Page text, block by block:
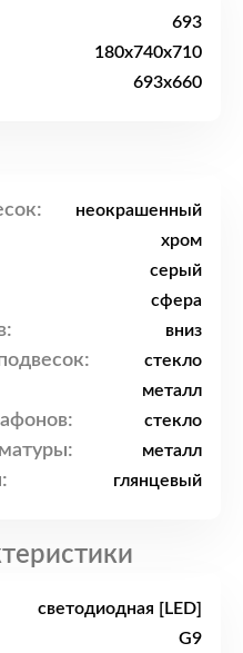
693
180x740x710
693x660
неокрашенный
хром
серый
сфера
вниз
стекло
металл
стекло
металл
глянцевый
светодиодная [LED]
G9